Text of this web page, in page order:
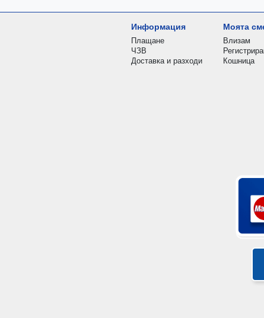
Информация
Плащане
ЧЗВ
Доставка и разходи
Моята
Влизам
Кошница